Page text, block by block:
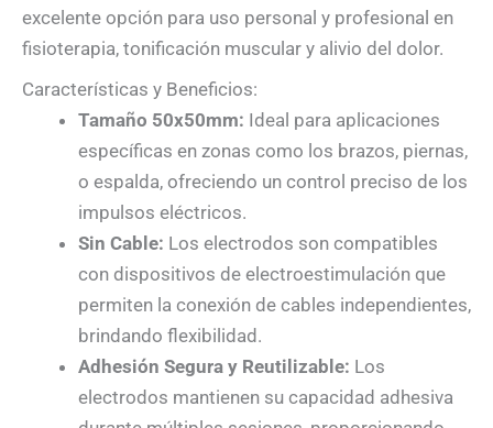
excelente opción para uso personal y profesional en
fisioterapia, tonificación muscular y alivio del dolor.
Características y Beneficios:
Tamaño 50x50mm: Ideal para aplicaciones
específicas en zonas como los brazos, piernas,
o espalda, ofreciendo un control preciso de los
impulsos eléctricos.
Sin Cable: Los electrodos son compatibles
con dispositivos de electroestimulación que
permiten la conexión de cables independientes,
brindando flexibilidad.
Adhesión Segura y Reutilizable: Los
electrodos mantienen su capacidad adhesiva